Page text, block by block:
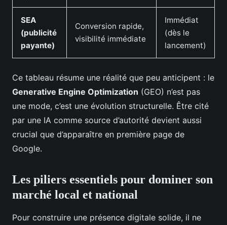
SEA
(publicité
payante)
Conversion rapide,
visibilité immédiate
Immédiat
(dès le
lancement)
Ce tableau résume une réalité que peu anticipent : le
Generative Engine Optimization (GEO) n’est pas
une mode, c’est une évolution structurelle. Être cité
par une IA comme source d’autorité devient aussi
crucial que d’apparaître en première page de
Google.
Les piliers essentiels pour dominer son
marché local et national
Pour construire une présence digitale solide, il ne